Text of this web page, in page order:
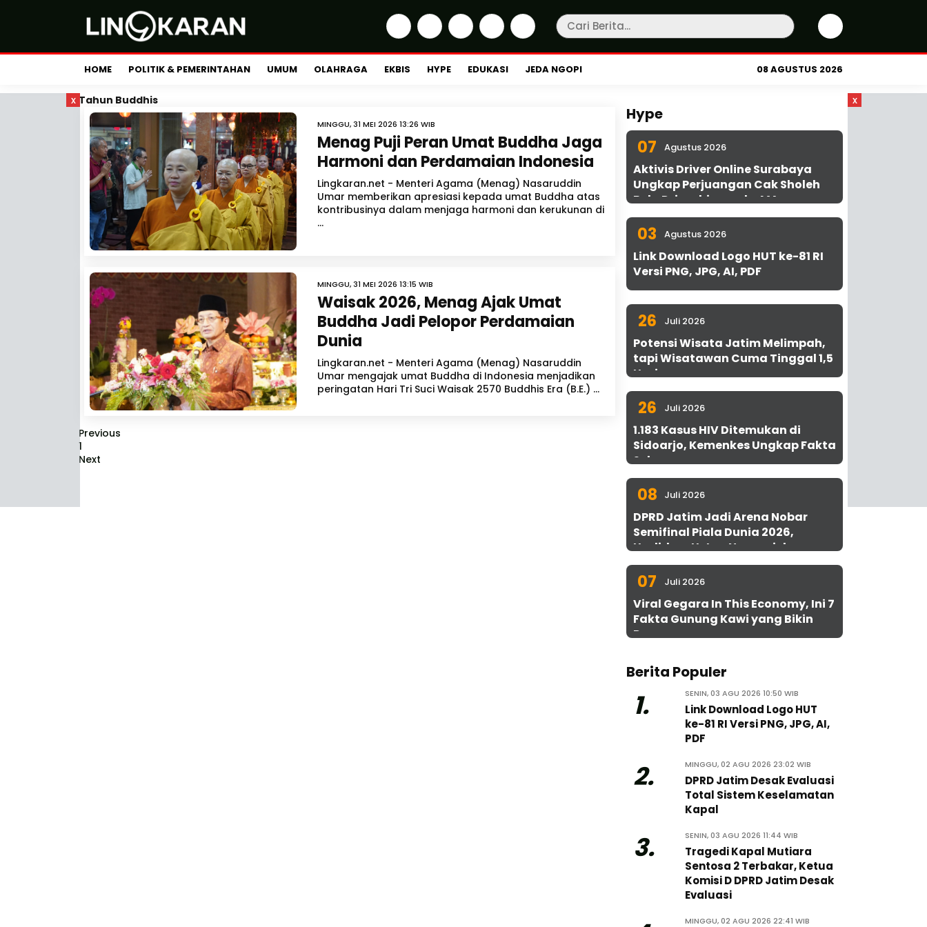
HOME POLITIK & PEMERINTAHAN UMUM OLAHRAGA EKBIS HYPE EDUKASI JEDA NGOPI 08 AGUSTUS 2026
x x
Tahun Buddhis
MINGGU, 31 MEI 2026 13:26 WIB
Menag Puji Peran Umat Buddha Jaga
Harmoni dan Perdamaian Indonesia
Lingkaran.net - Menteri Agama (Menag) Nasaruddin
Umar memberikan apresiasi kepada umat Buddha atas
kontribusinya dalam menjaga harmoni dan kerukunan di
...
MINGGU, 31 MEI 2026 13:15 WIB
Waisak 2026, Menag Ajak Umat
Buddha Jadi Pelopor Perdamaian
Dunia
Lingkaran.net - Menteri Agama (Menag) Nasaruddin
Umar mengajak umat Buddha di Indonesia menjadikan
peringatan Hari Tri Suci Waisak 2570 Buddhis Era (B.E.) ...
Previous
1
Next
Hype
07 Agustus 2026
Aktivis Driver Online Surabaya
Ungkap Perjuangan Cak Sholeh
Bela Driver hingga ke MA
03 Agustus 2026
Link Download Logo HUT ke-81 RI
Versi PNG, JPG, AI, PDF
26 Juli 2026
Potensi Wisata Jatim Melimpah,
tapi Wisatawan Cuma Tinggal 1,5
Hari
26 Juli 2026
1.183 Kasus HIV Ditemukan di
Sidoarjo, Kemenkes Ungkap Fakta
Sebenarnya
08 Juli 2026
DPRD Jatim Jadi Arena Nobar
Semifinal Piala Dunia 2026,
Hadirkan Uston Nawawi dan
UMKM Gratis untuk 1.000 Warga
07 Juli 2026
Viral Gegara In This Economy, Ini 7
Fakta Gunung Kawi yang Bikin
Penasaran
Berita Populer
1. SENIN, 03 AGU 2026 10:50 WIB
Link Download Logo HUT
ke-81 RI Versi PNG, JPG, AI,
PDF
2. MINGGU, 02 AGU 2026 23:02 WIB
DPRD Jatim Desak Evaluasi
Total Sistem Keselamatan
Kapal
3. SENIN, 03 AGU 2026 11:44 WIB
Tragedi Kapal Mutiara
Sentosa 2 Terbakar, Ketua
Komisi D DPRD Jatim Desak
Evaluasi
MINGGU, 02 AGU 2026 22:41 WIB